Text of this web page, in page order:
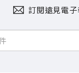
訂閱遠見電